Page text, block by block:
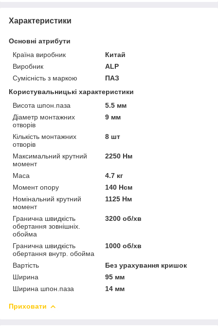
Характеристики
Основні атрибути
Країна виробник
Китай
Виробник
ALP
Сумісність з маркою
ПАЗ
Користувальницькі характеристики
Висота шпон.паза
5.5 мм
Діаметр монтажних
отворів
9 мм
Кількість монтажних
отворів
8 шт
Максимальний крутний
момент
2250 Нм
Маса
4.7 кг
Момент опору
140 Нсм
Номінальний крутний
момент
1125 Нм
Гранична швидкість
обертання зовнішніх.
обойма
3200 об/хв
Гранична швидкість
обертання внутр. обойма
1000 об/хв
Вартість
Без урахування кришок
Ширина
95 мм
Ширина шпон.паза
14 мм
Приховати